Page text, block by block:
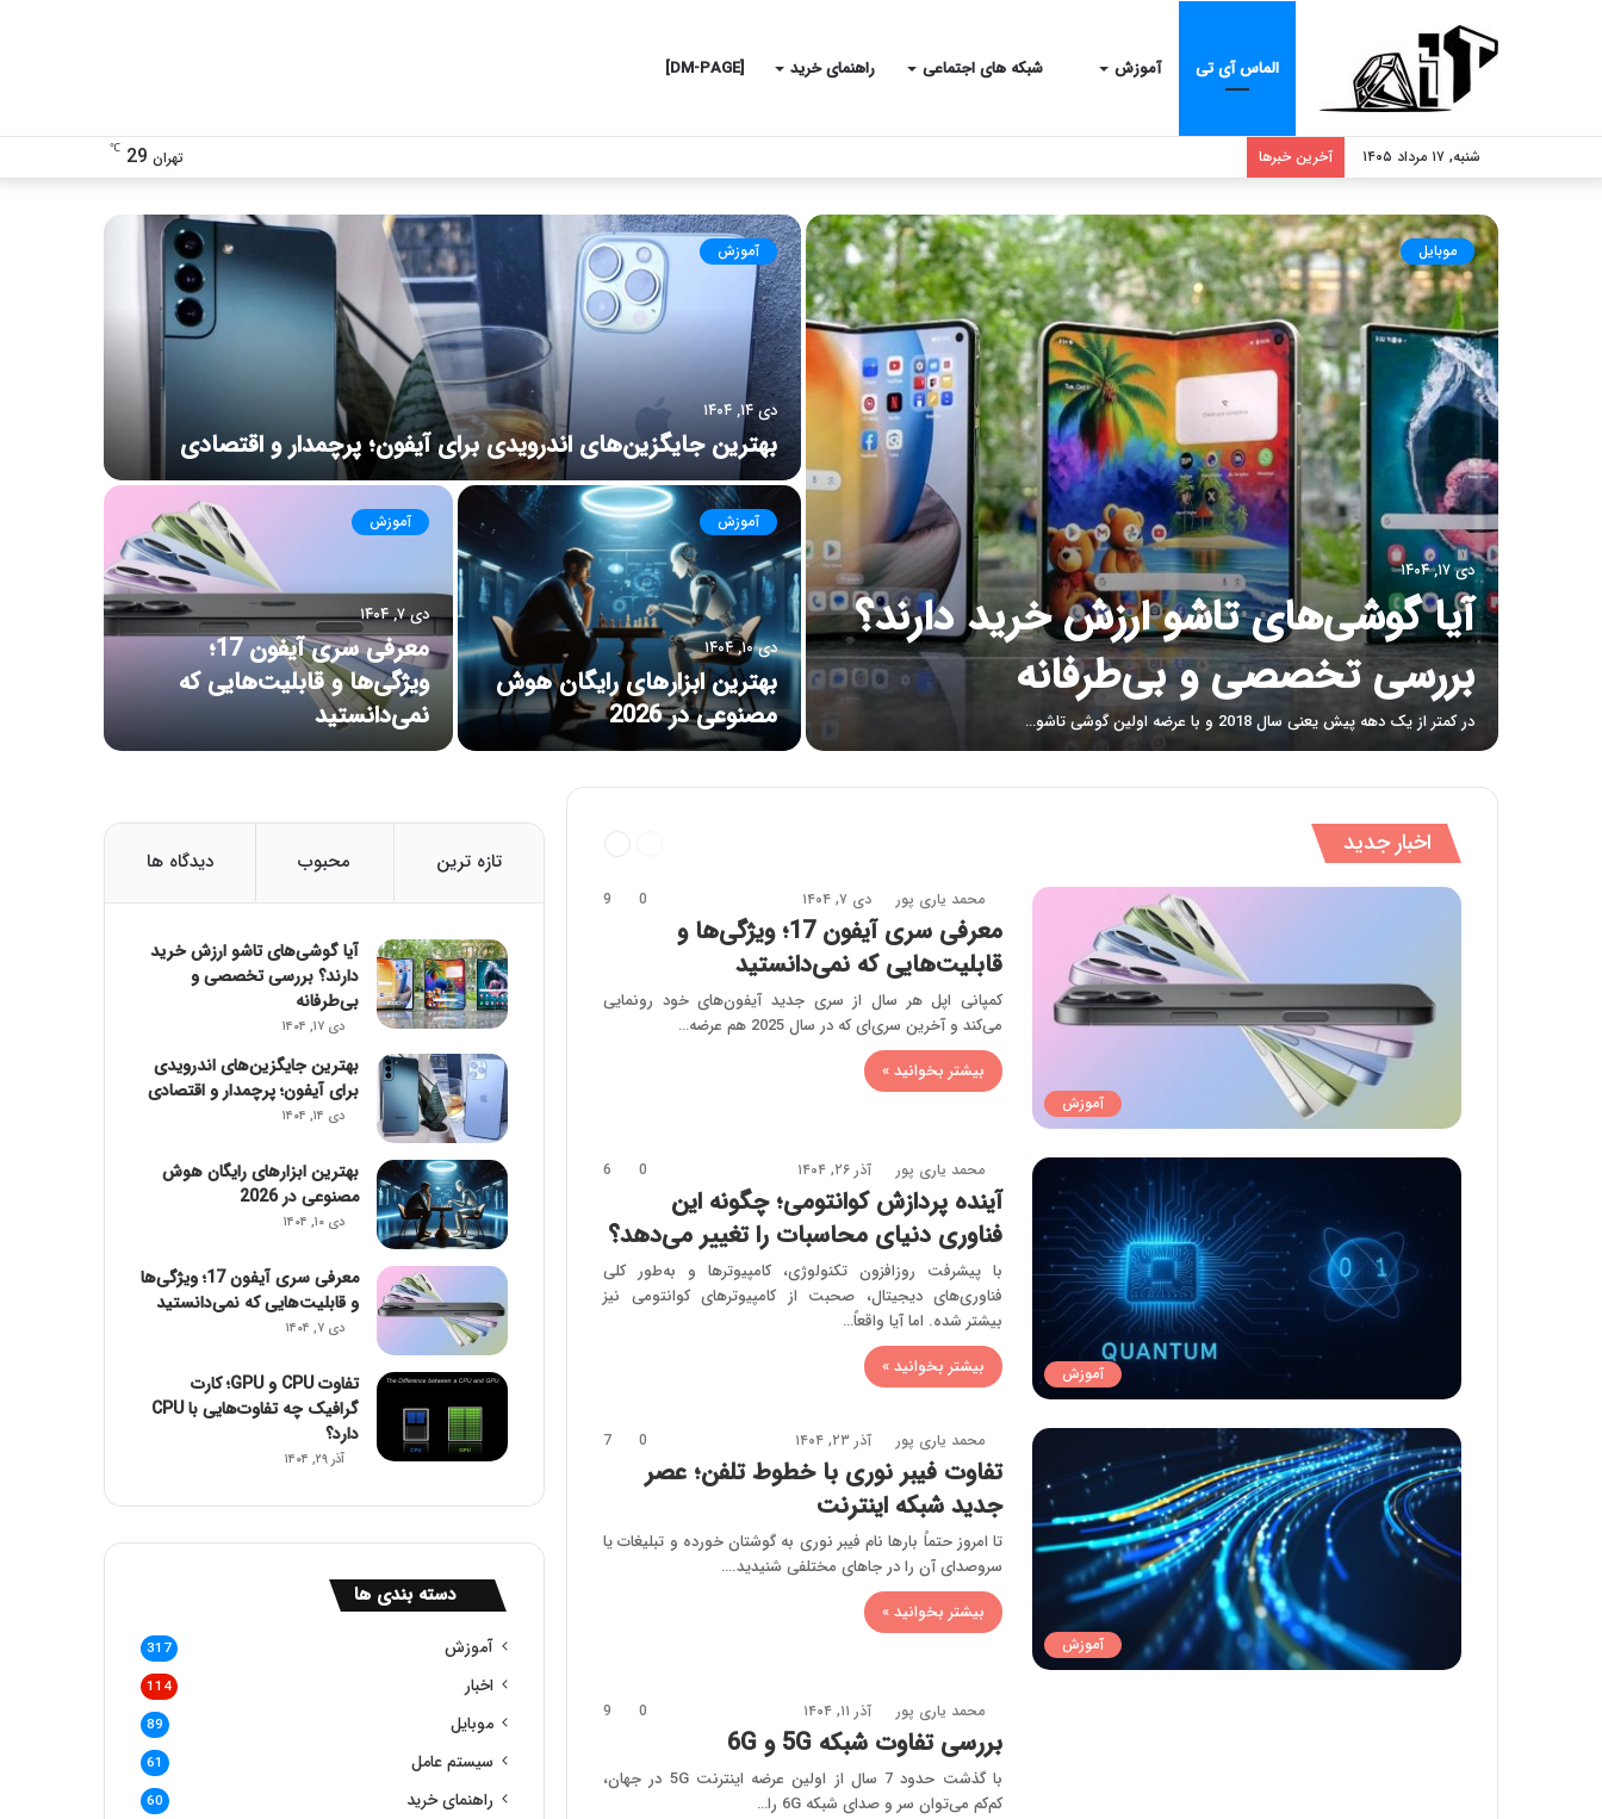
الماس آی تی آموزش شبکه های اجتماعی راهنمای خرید [DM-PAGE]
شنبه, ۱۷ مرداد ۱۴۰۵ آخرین خبرها تهران 29
℃
موبایل
دی ۱۷, ۱۴۰۴
آیا گوشی‌های تاشو ارزش خرید دارند؟
بررسی تخصصی و بی‌طرفانه
در کمتر از یک دهه پیش یعنی سال 2018 و با عرضه اولین گوشی تاشو…
آموزش
دی ۱۴, ۱۴۰۴
بهترین جایگزین‌های اندرویدی برای آیفون؛ پرچمدار و اقتصادی
آموزش
دی ۱۰, ۱۴۰۴
بهترین ابزارهای رایگان هوش
مصنوعی در 2026
آموزش
دی ۷, ۱۴۰۴
معرفی سری آیفون 17؛
ویژگی‌ها و قابلیت‌هایی که
نمی‌دانستید
اخبار جدید
آموزش
محمد یاری پور دی ۷, ۱۴۰۴ 0
9
معرفی سری آیفون 17؛ ویژگی‌ها و
قابلیت‌هایی که نمی‌دانستید
کمپانی اپل هر سال از سری جدید آیفون‌های خود رونمایی
می‌کند و آخرین سری‌ای که در سال 2025 هم عرضه…
بیشتر بخوانید »
آموزش
محمد یاری پور آذر ۲۶, ۱۴۰۴ 0
6
آینده پردازش کوانتومی؛ چگونه این
فناوری دنیای محاسبات را تغییر می‌دهد؟
با پیشرفت روزافزون تکنولوژی، کامپیوتر‌ها و به‌طور کلی
فناوری‌های دیجیتال، صحبت از کامپیوترهای کوانتومی نیز
بیشتر شده. اما آیا واقعاً…
بیشتر بخوانید »
آموزش
محمد یاری پور آذر ۲۳, ۱۴۰۴ 0
7
تفاوت فیبر نوری با خطوط تلفن؛ عصر
جدید شبکه اینترنت
تا امروز حتماً بارها نام فیبر نوری به گوشتان خورده و تبلیغات یا
سروصدای آن را در جاهای مختلفی شنیدید.…
بیشتر بخوانید »
محمد یاری پور آذر ۱۱, ۱۴۰۴ 0
9
بررسی تفاوت شبکه 5G و 6G
با گذشت حدود 7 سال از اولین عرضه اینترنت 5G در جهان،
کم‌کم می‌توان سر و صدای شبکه 6G را…
تازه ترین محبوب دیدگاه ها
آیا گوشی‌های تاشو ارزش خرید
دارند؟ بررسی تخصصی و
بی‌طرفانه
دی ۱۷, ۱۴۰۴
بهترین جایگزین‌های اندرویدی
برای آیفون؛ پرچمدار و اقتصادی
دی ۱۴, ۱۴۰۴
بهترین ابزارهای رایگان هوش
مصنوعی در 2026
دی ۱۰, ۱۴۰۴
معرفی سری آیفون 17؛ ویژگی‌ها
و قابلیت‌هایی که نمی‌دانستید
دی ۷, ۱۴۰۴
تفاوت CPU و GPU؛ کارت
گرافیک چه تفاوت‌هایی با CPU
دارد؟
آذر ۲۹, ۱۴۰۴
دسته بندی ها
آموزش 317
اخبار 114
موبایل 89
سیستم عامل 61
راهنمای خرید 60